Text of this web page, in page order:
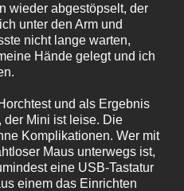
wieder abgestöpselt, der
unter den Arm und
nicht lange warten,
Hände gelegt und ich
und als Ergebnis
der Mini ist leise. Die
Komplikationen. Wer mit
Maus unterwegs ist,
eine USB-Tastatur
einem das Einrichten